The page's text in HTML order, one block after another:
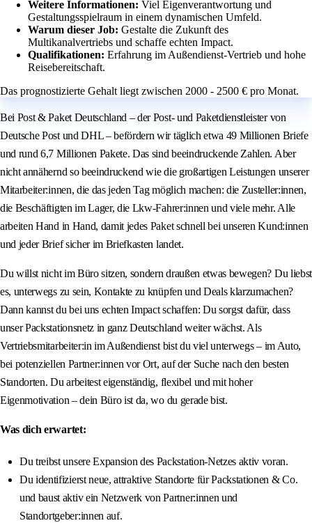
Weitere Informationen: Viel Eigenverantwortung und
Gestaltungsspielraum in einem dynamischen Umfeld.
Warum dieser Job: Gestalte die Zukunft des
Multikanalvertriebs und schaffe echten Impact.
Qualifikationen: Erfahrung im Außendienst-Vertrieb und hohe
Reisebereitschaft.
Das prognostizierte Gehalt liegt zwischen 2000 - 2500 € pro Monat.
Bei Post & Paket Deutschland – der Post- und Paketdienstleister von
Deutsche Post und DHL – befördern wir täglich etwa 49 Millionen Briefe
und rund 6,7 Millionen Pakete. Das sind beeindruckende Zahlen. Aber
nicht annähernd so beeindruckend wie die großartigen Leistungen unserer
Mitarbeiter:innen, die das jeden Tag möglich machen: die Zusteller:innen,
die Beschäftigten im Lager, die Lkw-Fahrer:innen und viele mehr. Alle
arbeiten Hand in Hand, damit jedes Paket schnell bei unseren Kund:innen
und jeder Brief sicher im Briefkasten landet.
Du willst nicht im Büro sitzen, sondern draußen etwas bewegen? Du liebst
es, unterwegs zu sein, Kontakte zu knüpfen und Deals klarzumachen?
Dann kannst du bei uns echten Impact schaffen: Du sorgst dafür, dass
unser Packstationsnetz in ganz Deutschland weiter wächst. Als
Vertriebsmitarbeiter:in im Außendienst bist du viel unterwegs – im Auto,
bei potenziellen Partner:innen vor Ort, auf der Suche nach den besten
Standorten. Du arbeitest eigenständig, flexibel und mit hoher
Eigenmotivation – dein Büro ist da, wo du gerade bist.
Was dich erwartet:
Du treibst unsere Expansion des Packstation-Netzes aktiv voran.
Du identifizierst neue, attraktive Standorte für Packstationen & Co.
und baust aktiv ein Netzwerk von Partner:innen und
Standortgeber:innen auf.